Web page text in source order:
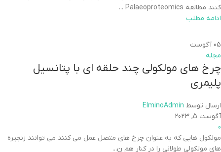
کنند مطالعه Palaeoproteomics ...
ادامه مطلب
05 آگوست
مجله
چرخ های مولکولی چند حلقه ای با پتانسیل
پلیمری
ارسال توسط ElminoAdmin
آگوست 5, 2023
0
مولکول هایی که به عنوان چرخ های متصل عمل می کنند می توانند زنجیره
های مولکولی طولانی را در کنار هم ن...